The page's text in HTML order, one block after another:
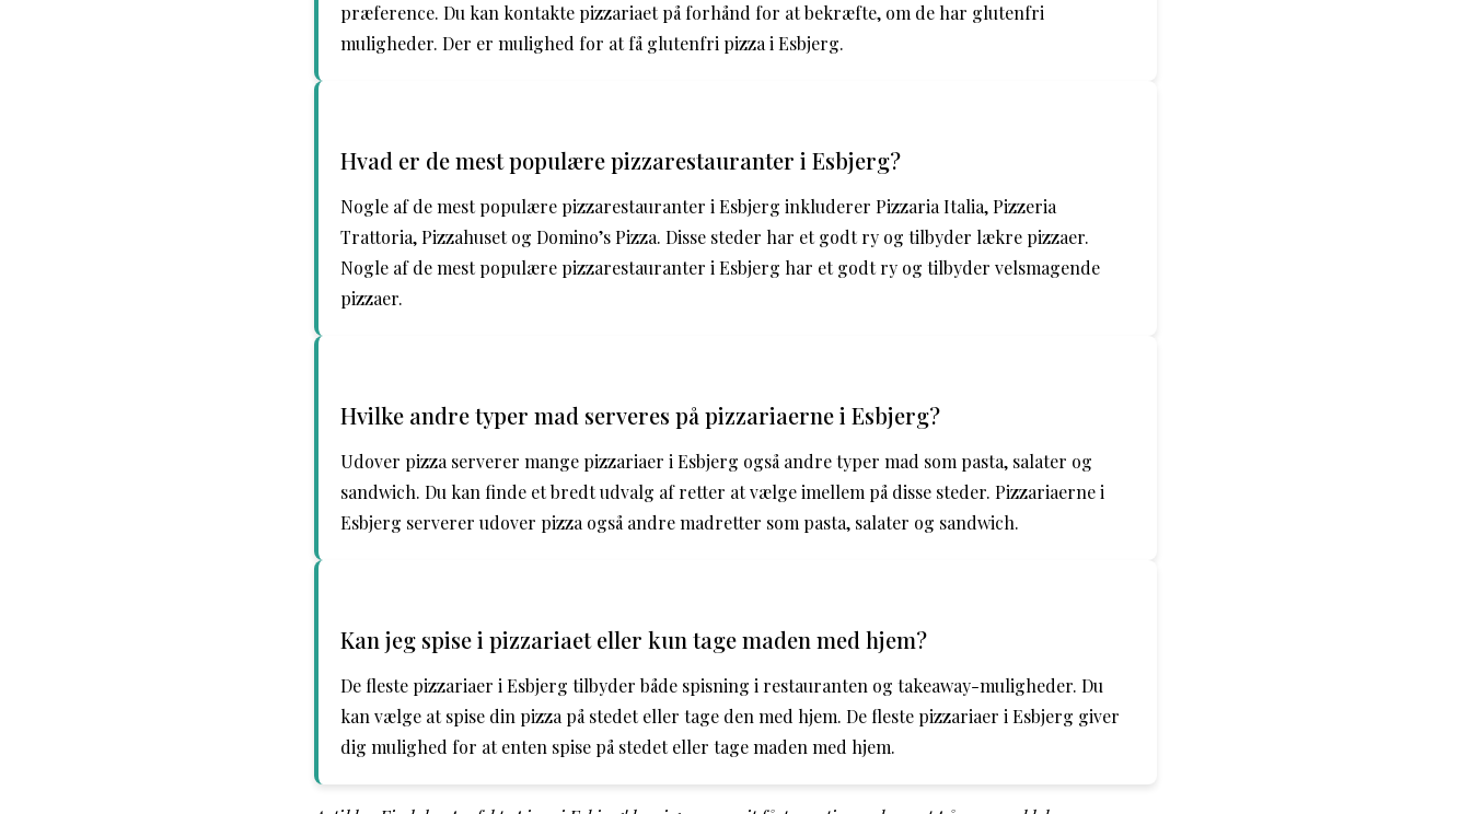
præference. Du kan kontakte pizzariaet på forhånd for at bekræfte, om de har glutenfri
muligheder. Der er mulighed for at få glutenfri pizza i Esbjerg.
Hvad er de mest populære pizzarestauranter i Esbjerg?
Nogle af de mest populære pizzarestauranter i Esbjerg inkluderer Pizzaria Italia, Pizzeria
Trattoria, Pizzahuset og Domino’s Pizza. Disse steder har et godt ry og tilbyder lækre pizzaer.
Nogle af de mest populære pizzarestauranter i Esbjerg har et godt ry og tilbyder velsmagende
pizzaer.
Hvilke andre typer mad serveres på pizzariaerne i Esbjerg?
Udover pizza serverer mange pizzariaer i Esbjerg også andre typer mad som pasta, salater og
sandwich. Du kan finde et bredt udvalg af retter at vælge imellem på disse steder. Pizzariaerne i
Esbjerg serverer udover pizza også andre madretter som pasta, salater og sandwich.
Kan jeg spise i pizzariaet eller kun tage maden med hjem?
De fleste pizzariaer i Esbjerg tilbyder både spisning i restauranten og takeaway-muligheder. Du
kan vælge at spise din pizza på stedet eller tage den med hjem. De fleste pizzariaer i Esbjerg giver
dig mulighed for at enten spise på stedet eller tage maden med hjem.